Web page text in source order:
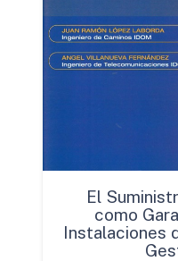
El
como
Instalaciones